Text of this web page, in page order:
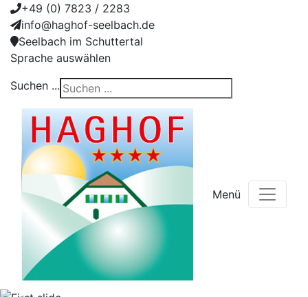
+49 (0) 7823 / 2283
info@haghof-seelbach.de
Seelbach im Schuttertal
Sprache auswählen
Suchen ...
Menü